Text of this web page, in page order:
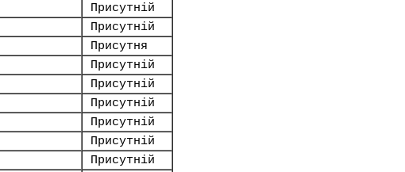
Присутній
Присутній
Присутня
Присутній
Присутній
Присутній
Присутній
Присутній
Присутній